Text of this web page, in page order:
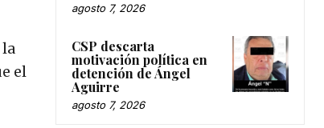
la
el
agosto 7, 2026
CSP descarta
motivación política en
detención de Ángel
Aguirre
agosto 7, 2026